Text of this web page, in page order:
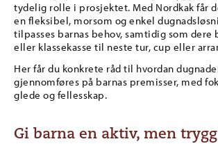
tydelig rolle i prosjektet. Med Nordkak får
en fleksibel, morsom og enkel
tilpasses barnas behov, samtidig som dere
eller klassekasse til neste tur, cup eller
Her får du konkrete råd til hvordan
gjennomføres på barnas premisser, med
glede og fellesskap.
Gi barna en aktiv, men